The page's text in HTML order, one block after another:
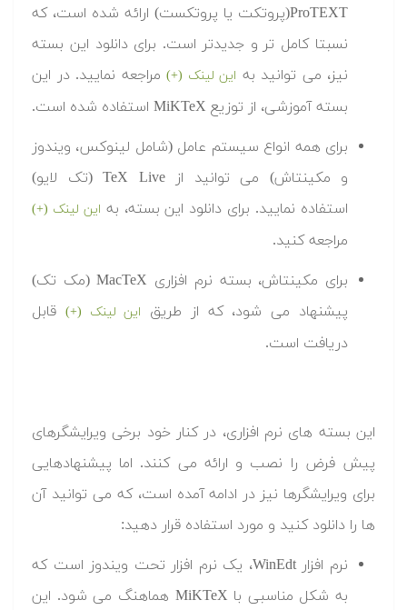
ProTEXT(پروتکت یا پروتکست) ارائه شده است، که
نسبتا کامل تر و جدیدتر است. برای دانلود این بسته
نیز، می توانید به این لینک (+) مراجعه نمایید. در این
بسته آموزشی، از توزیع MiKTeX استفاده شده است.
برای همه انواع سیستم عامل (شامل لینوکس، ویندوز
و مکینتاش) می توانید از TeX Live (تک لایو)
استفاده نمایید. برای دانلود این بسته، به این لینک (+)
مراجعه کنید.
برای مکینتاش، بسته نرم افزاری MacTeX (مک تک)
پیشنهاد می شود، که از طریق
این لینک (+) قابل
دریافت است.
این بسته های نرم افزاری، در کنار خود برخی ویرایشگرهای
پیش فرض را نصب و ارائه می کنند. اما پیشنهادهایی
برای ویرایشگرها نیز در ادامه آمده است، که می توانید آن
ها را دانلود کنید و مورد استفاده قرار دهید:
نرم افزار WinEdt، یک نرم افزار تحت ویندوز است که
به شکل مناسبی با MiKTeX هماهنگ می شود. این